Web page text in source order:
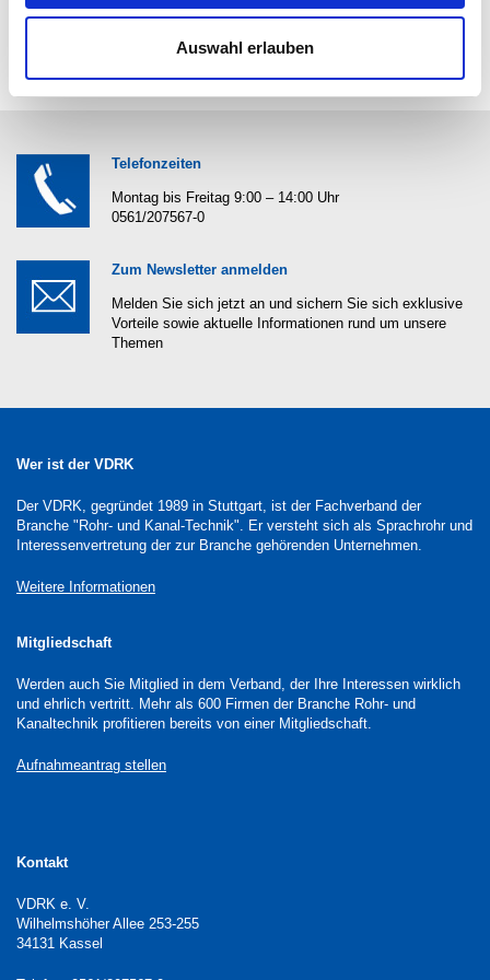
Auswahl erlauben
Telefonzeiten
Montag bis Freitag 9:00 – 14:00 Uhr
0561/207567-0
Zum Newsletter anmelden
Melden Sie sich jetzt an und sichern Sie sich exklusive
Vorteile sowie aktuelle Informationen rund um unsere
Themen
Wer ist der VDRK
Der VDRK, gegründet 1989 in Stuttgart, ist der Fachverband der
Branche "Rohr- und Kanal-Technik". Er versteht sich als Sprachrohr und
Interessenvertretung der zur Branche gehörenden Unternehmen.
Weitere Informationen
Mitgliedschaft
Werden auch Sie Mitglied in dem Verband, der Ihre Interessen wirklich
und ehrlich vertritt. Mehr als 600 Firmen der Branche Rohr- und
Kanaltechnik profitieren bereits von einer Mitgliedschaft.
Aufnahmeantrag stellen
Kontakt
VDRK e. V.
Wilhelmshöher Allee 253-255
34131 Kassel